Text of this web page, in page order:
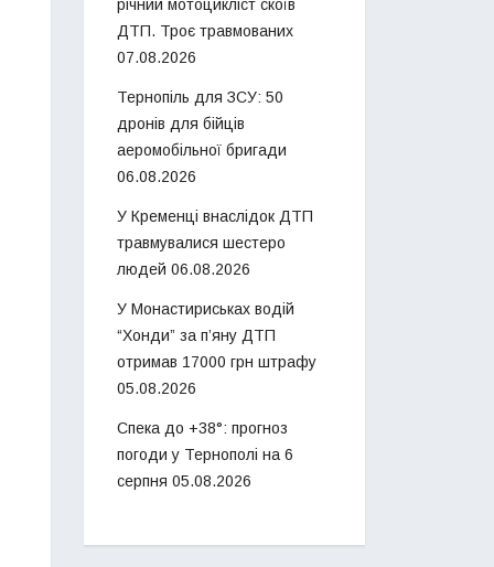
річний мотоцикліст скоїв
ДТП. Троє травмованих
07.08.2026
Тернопіль для ЗСУ: 50
дронів для бійців
аеромобільної бригади
06.08.2026
У Кременці внаслідок ДТП
травмувалися шестеро
людей 06.08.2026
У Монастириськах водій
“Хонди” за п’яну ДТП
отримав 17000 грн штрафу
05.08.2026
Спека до +38°: прогноз
погоди у Тернополі на 6
серпня 05.08.2026